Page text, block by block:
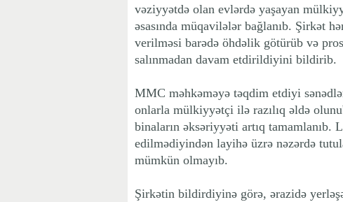
vəziyyətdə olan evlərdə yaşayan
əsasında müqavilələr bağlanıb. Şirkət
verilməsi barədə öhdəlik götürüb və
salınmadan davam etdirildiyini bildirib.
MMC məhkəməyə təqdim etdiyi
onlarla mülkiyyətçi ilə razılıq əldə
binaların əksəriyyəti artıq tamamlanıb.
edilmədiyindən layihə üzrə nəzərdə
mümkün olmayıb.
Şirkətin bildirdiyinə görə, ərazidə